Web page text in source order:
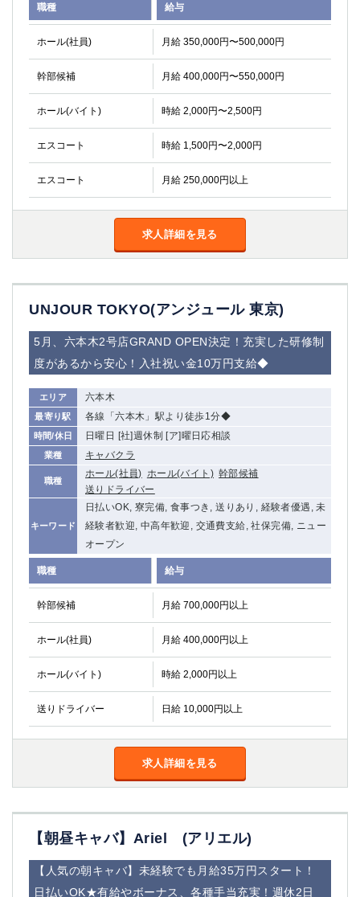
職種 給与
ホール(社員) 月給 350,000円〜500,000円
幹部候補 月給 400,000円〜550,000円
ホール(バイト) 時給 2,000円〜2,500円
エスコート 時給 1,500円〜2,000円
エスコート 月給 250,000円以上
求人詳細を見る
UNJOUR TOKYO(アンジュール 東京)
5月、六本木2号店GRAND OPEN決定！充実した研修制
度があるから安心！入社祝い金10万円支給◆
エリア 六本木
最寄り駅 各線「六本木」駅より徒歩1分◆
時間/休日 日曜日 [社]週休制 [ア]曜日応相談
業種 キャバクラ
職種
ホール(社員) ホール(バイト) 幹部候補
送りドライバー
キーワード
日払いOK, 寮完備, 食事つき, 送りあり, 経験者優遇, 未
経験者歓迎, 中高年歓迎, 交通費支給, 社保完備, ニュー
オープン
職種 給与
幹部候補 月給 700,000円以上
ホール(社員) 月給 400,000円以上
ホール(バイト) 時給 2,000円以上
送りドライバー 日給 10,000円以上
求人詳細を見る
【朝昼キャバ】Ariel (アリエル)
【人気の朝キャバ】未経験でも月給35万円スタート！
日払いOK★有給やボーナス、各種手当充実！週休2日